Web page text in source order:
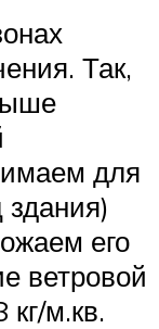
Так,
для
его
ветровой
кг/м.кв.